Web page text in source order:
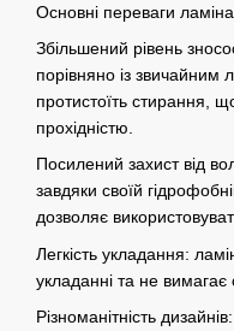
Основні переваги
Збільшений рівень
порівняно із
протистоїть стирання,
прохідністю.
Посилений захист від
завдяки своїй
дозволяє
Легкість укладання:
укладанні та не вимагає
Різноманітність